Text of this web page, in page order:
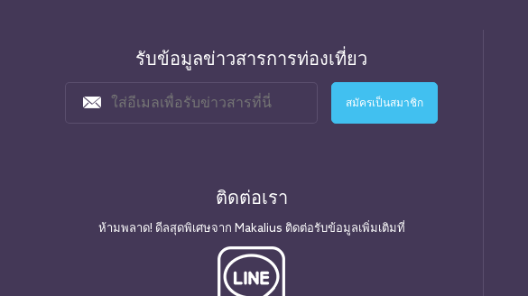
รับข้อมูลข่าวสารการท่องเที่ยว
ติดต่อเรา
ห้ามพลาด! ดีลสุดพิเศษจาก Makalius ติดต่อรับข้อมูลเพิ่มเติมที่